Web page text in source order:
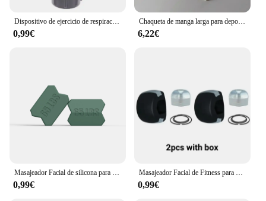
Dispositivo de ejercicio de respiración portátil para los pulmones, dispositivo de entrenamiento de resistencia con resistencia ajustable
0,99€
Chaqueta de manga larga para deportes al aire libre para mujer, ropa de Yoga delgada, cárdigan de secado rápido con cremallera, cuello alto, chaqueta para correr, Fitness, Top
6,22€
Masajeador Facial de silicona para morder, equipo de ejercicio de mandíbula, entrenador de Jawline, nuevo
0,99€
Masajeador Facial de Fitness para hombres, ejercitador de mandíbula y boca Pop N Go, pelota para masticar muscular, entrenamiento para morder con caja
0,99€